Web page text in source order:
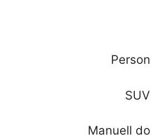
Manuell